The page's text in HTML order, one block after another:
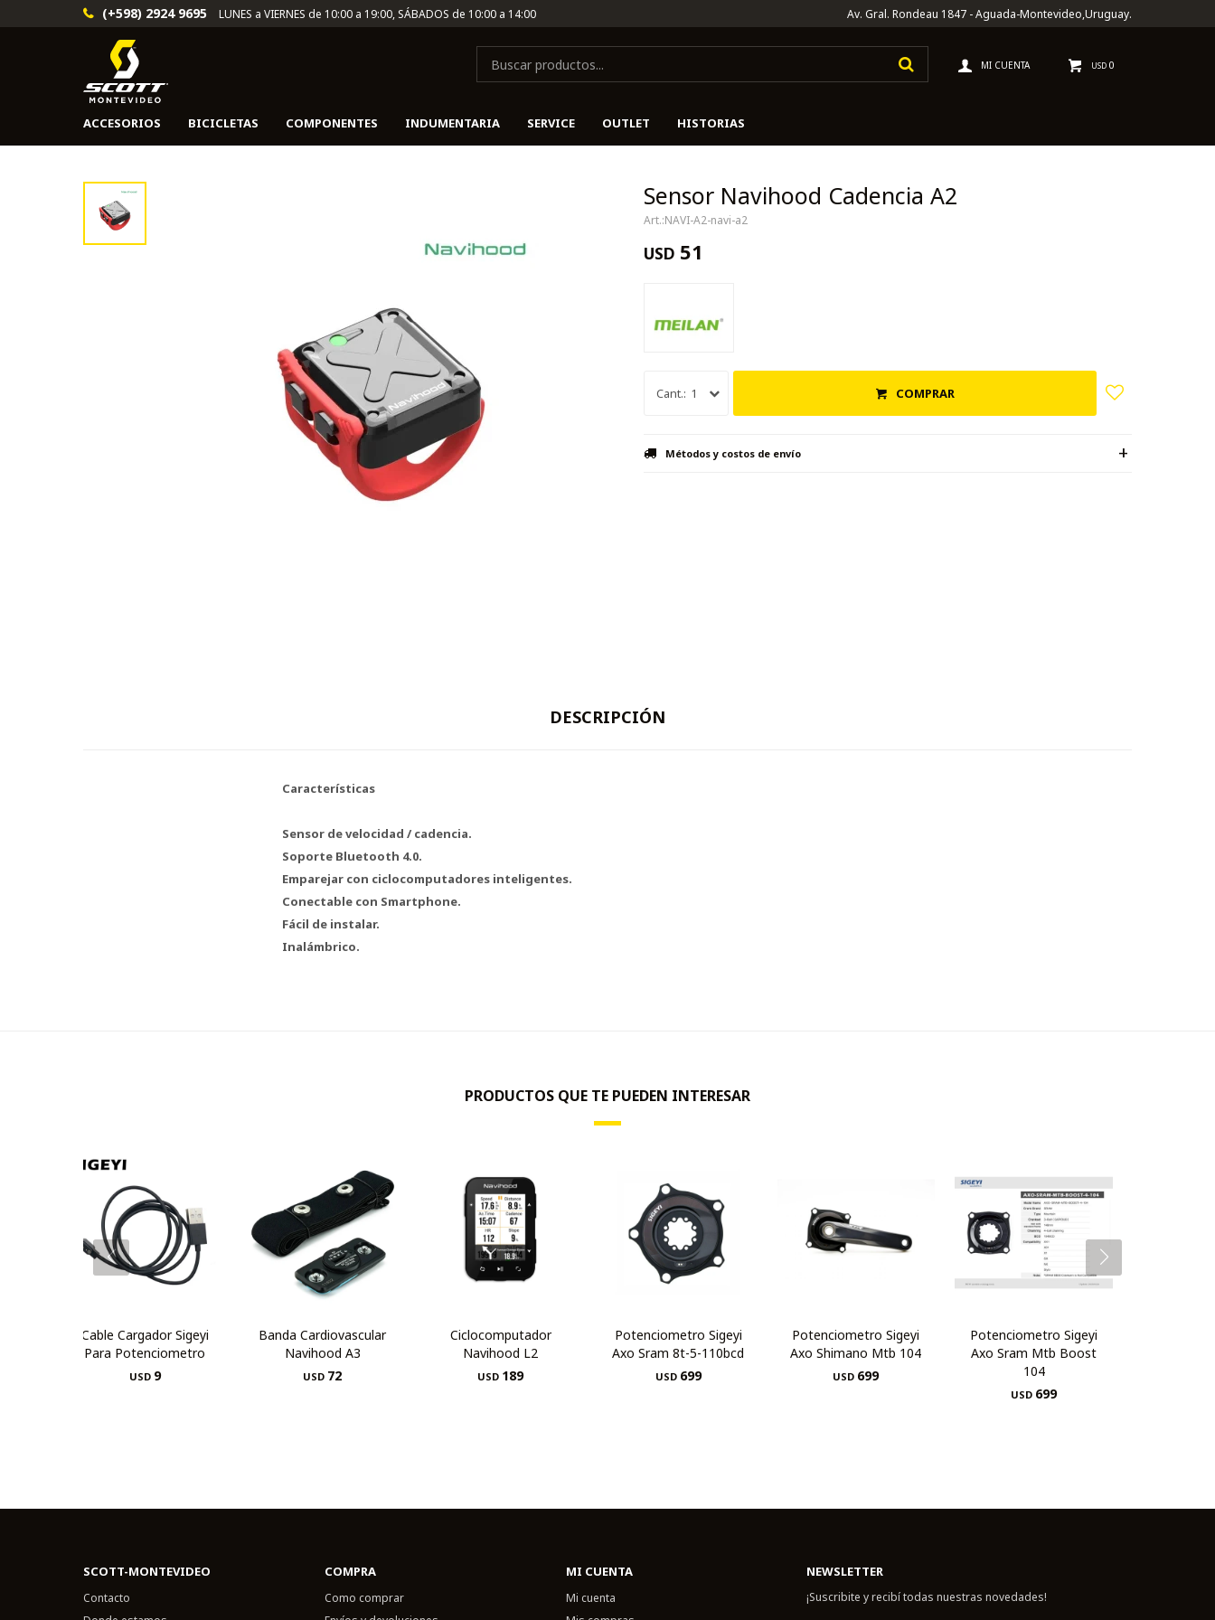
ACCESORIOS BICICLETAS COMPONENTES INDUMENTARIA SERVICE OUTLET HISTORIAS
USD 0
(+598) 2924 9695 LUNES a VIERNES de 10:00 a 19:00, SÁBADOS de 10:00 a 14:00 Av. Gral. Rondeau 1847 - Aguada-Montevideo,Uruguay.
Sensor Navihood Cadencia A2
NAVI-A2-navi-a2
USD 51
1 COMPRAR
Métodos y costos de envío
DESCRIPCIÓN
Características
Sensor de velocidad / cadencia.
Soporte Bluetooth 4.0.
Emparejar con ciclocomputadores inteligentes.
Conectable con Smartphone.
Fácil de instalar.
Inalámbrico.
PRODUCTOS QUE TE PUEDEN INTERESAR
Cable Cargador Sigeyi
Para Potenciometro
USD 9
Banda Cardiovascular
Navihood A3
USD 72
Ciclocomputador
Navihood L2
USD 189
Potenciometro Sigeyi
Axo Sram 8t-5-110bcd
USD 699
Potenciometro Sigeyi
Axo Shimano Mtb 104
USD 699
Potenciometro Sigeyi
Axo Sram Mtb Boost
104
USD 699
SCOTT-MONTEVIDEO
Contacto
COMPRA
Como comprar
MI CUENTA
Mi cuenta
NEWSLETTER
¡Suscribite y recibí todas nuestras novedades!